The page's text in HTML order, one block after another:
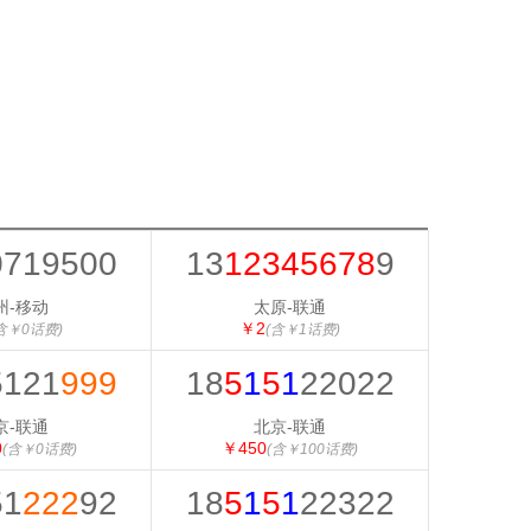
-移动
￥0话费)
13123456789
太原-联通
￥2(含￥1话费)
999
-联通
(含￥0话费)
18515122022
北京-联通
￥450(含￥100话费)
22292 18515122322